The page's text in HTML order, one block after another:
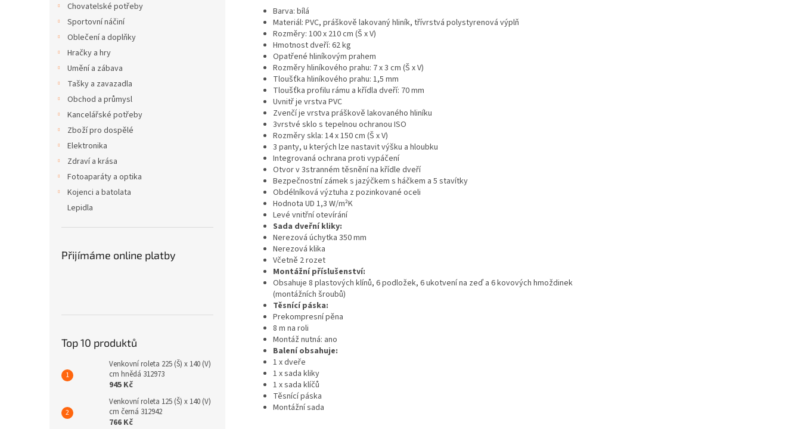
Chovatelské potřeby
Sportovní náčiní
Oblečení a doplňky
Hračky a hry
Umění a zábava
Tašky a zavazadla
Obchod a průmysl
Kancelářské potřeby
Zboží pro dospělé
Elektronika
Zdraví a krása
Fotoaparáty a optika
Kojenci a batolata
Lepidla
Přijímáme online platby
Top 10 produktů
Venkovní roleta 225 (Š) x 140 (V)
cm hnědá 312973
945 Kč
Venkovní roleta 125 (Š) x 140 (V)
cm černá 312942
766 Kč
Barva: bílá
Materiál: PVC, práškově lakovaný hliník, třívrstvá polystyrenová výplň
Rozměry: 100 x 210 cm (Š x V)
Hmotnost dveří: 62 kg
Opatřené hliníkovým prahem
Rozměry hliníkového prahu: 7 x 3 cm (Š x V)
Tloušťka hliníkového prahu: 1,5 mm
Tloušťka profilu rámu a křídla dveří: 70 mm
Uvnitř je vrstva PVC
Zvenčí je vrstva práškově lakovaného hliníku
3vrstvé sklo s tepelnou ochranou ISO
Rozměry skla: 14 x 150 cm (Š x V)
3 panty, u kterých lze nastavit výšku a hloubku
Integrovaná ochrana proti vypáčení
Otvor v 3stranném těsnění na křídle dveří
Bezpečnostní zámek s jazýčkem s háčkem a 5 stavítky
Obdélníková výztuha z pozinkované oceli
Hodnota UD 1,3 W/m²K
Levé vnitřní otevírání
Sada dveřní kliky:
Nerezová úchytka 350 mm
Nerezová klika
Včetně 2 rozet
Montážní příslušenství:
Obsahuje 8 plastových klínů, 6 podložek, 6 ukotvení na zeď a 6 kovových hmoždinek
(montážních šroubů)
Těsnící páska:
Prekompresní pěna
8 m na roli
Montáž nutná: ano
Balení obsahuje:
1 x dveře
1 x sada kliky
1 x sada klíčů
Těsnící páska
Montážní sada